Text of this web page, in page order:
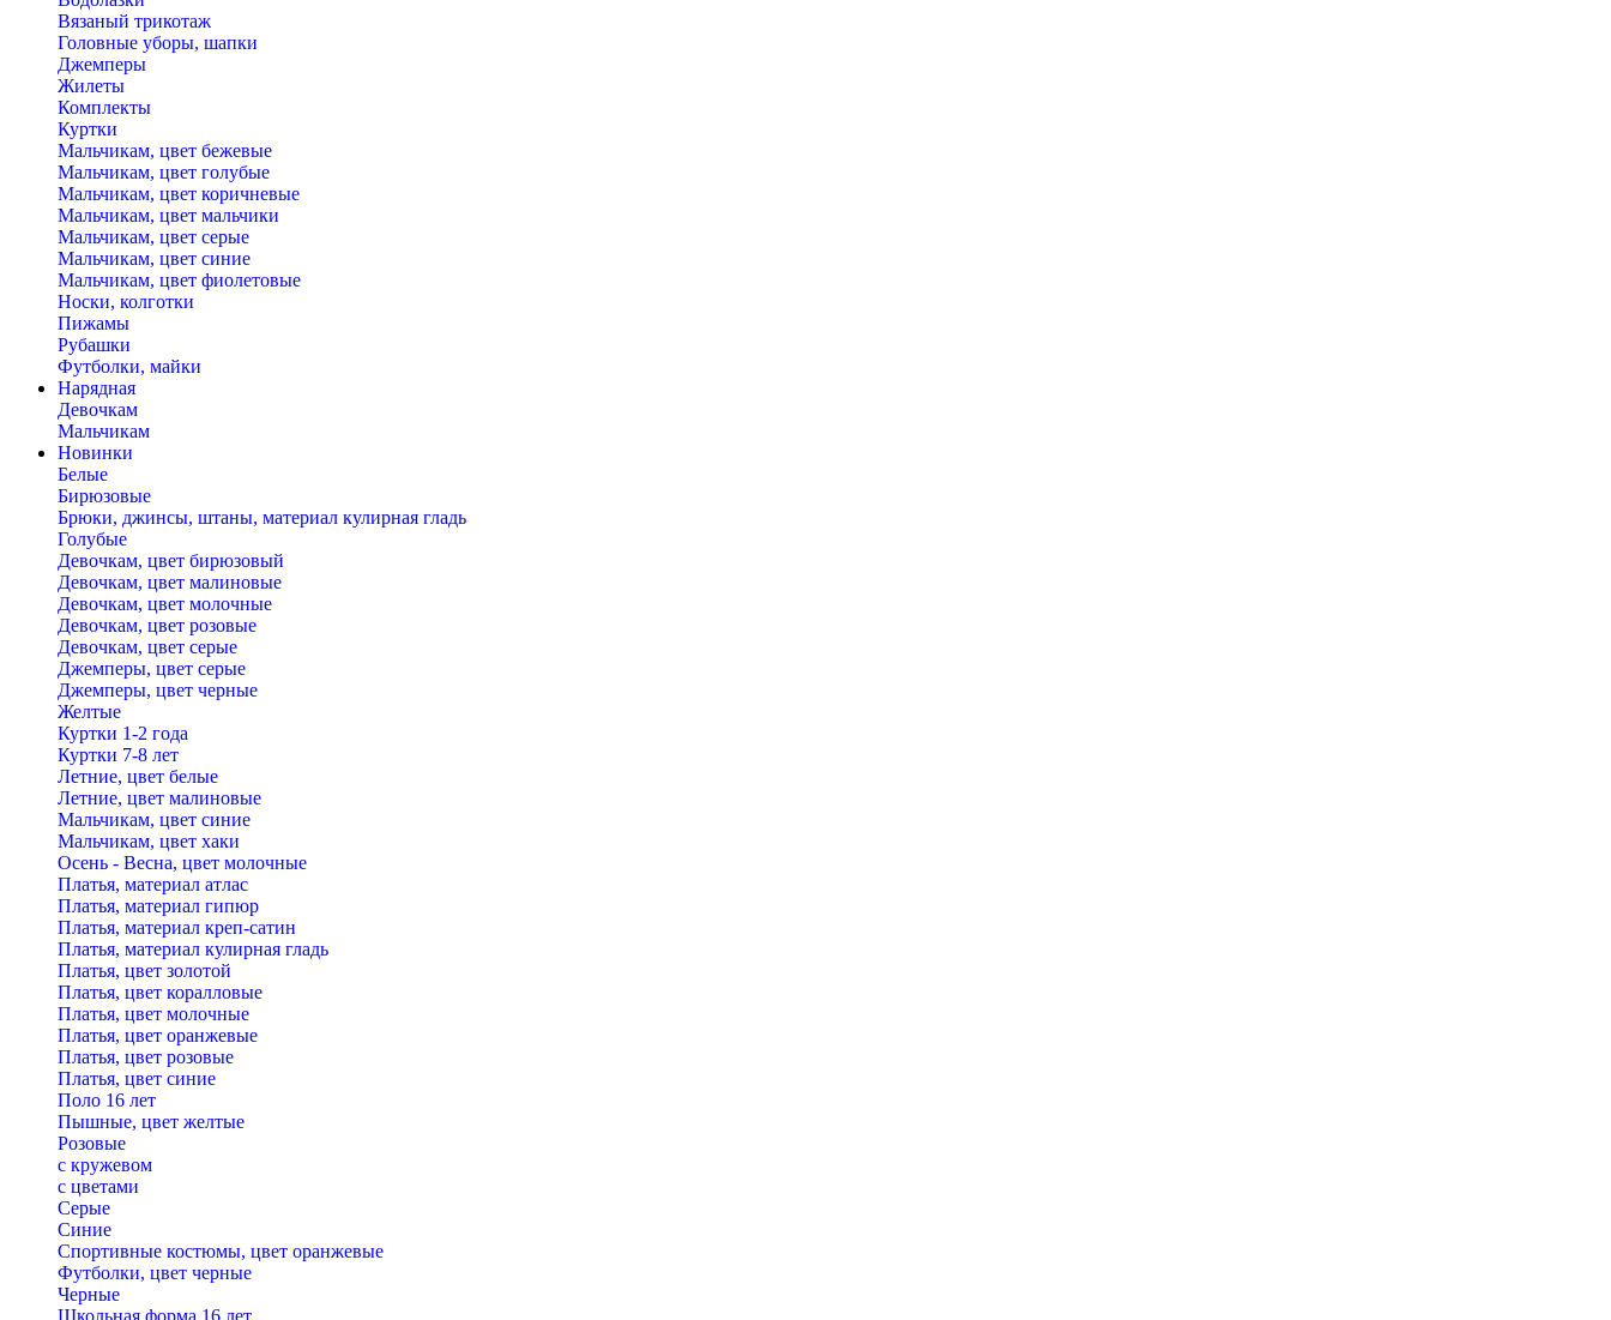
Вязаный трикотаж
Головные уборы, шапки
Джемперы
Жилеты
Комплекты
Куртки
Мальчикам, цвет бежевые
Мальчикам, цвет голубые
Мальчикам, цвет коричневые
Мальчикам, цвет мальчики
Мальчикам, цвет серые
Мальчикам, цвет синие
Мальчикам, цвет фиолетовые
Носки, колготки
Пижамы
Рубашки
Футболки, майки
Нарядная
Девочкам
Мальчикам
Новинки
Белые
Бирюзовые
Брюки, джинсы, штаны, материал кулирная гладь
Голубые
Девочкам, цвет бирюзовый
Девочкам, цвет малиновые
Девочкам, цвет молочные
Девочкам, цвет розовые
Девочкам, цвет серые
Джемперы, цвет серые
Джемперы, цвет черные
Желтые
Куртки 1-2 года
Куртки 7-8 лет
Летние, цвет белые
Летние, цвет малиновые
Мальчикам, цвет синие
Мальчикам, цвет хаки
Осень - Весна, цвет молочные
Платья, материал атлас
Платья, материал гипюр
Платья, материал креп-сатин
Платья, материал кулирная гладь
Платья, цвет золотой
Платья, цвет коралловые
Платья, цвет молочные
Платья, цвет оранжевые
Платья, цвет розовые
Платья, цвет синие
Поло 16 лет
Пышные, цвет желтые
Розовые
с кружевом
с цветами
Серые
Синие
Спортивные костюмы, цвет оранжевые
Футболки, цвет черные
Черные
Школьная форма 16 лет